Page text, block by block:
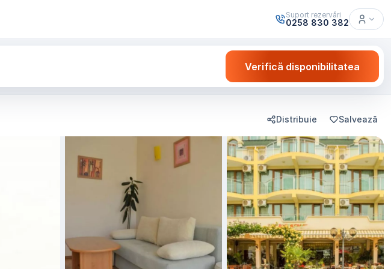
Suport rezervări
0258 830 382
Verifică disponibilitatea
Distribuie Salvează